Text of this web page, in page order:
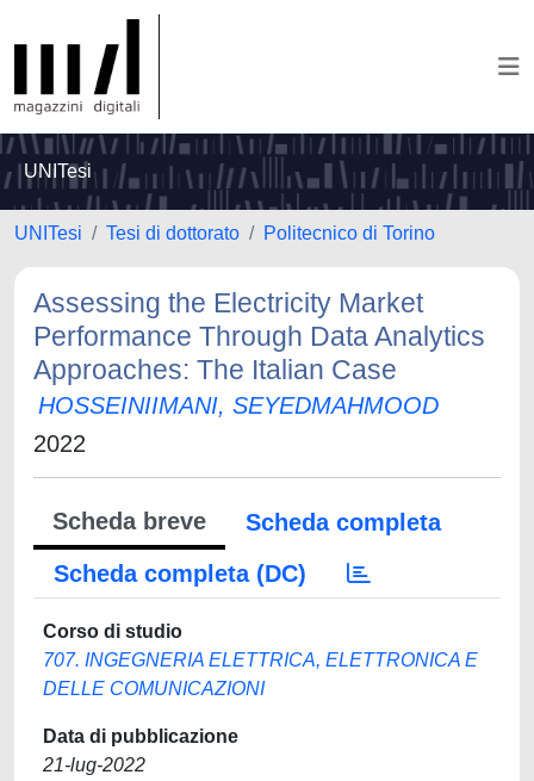
UNITesi
UNITesi Tesi di dottorato Politecnico di Torino
Assessing the Electricity Market
Performance Through Data Analytics
Approaches: The Italian Case
HOSSEINIIMANI, SEYEDMAHMOOD
2022
Scheda breve
Scheda completa
Scheda completa (DC)
Corso di studio
707. INGEGNERIA ELETTRICA, ELETTRONICA E
DELLE COMUNICAZIONI
Data di pubblicazione
21-lug-2022